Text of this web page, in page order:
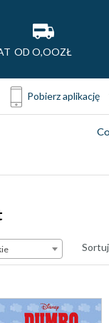
OD O,OOZŁ
Pobierz aplikację